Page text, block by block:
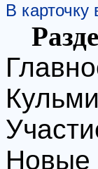
В
Новые